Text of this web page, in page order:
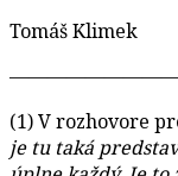
Tomáš Klimek
(1) V rozhovore
je tu taká